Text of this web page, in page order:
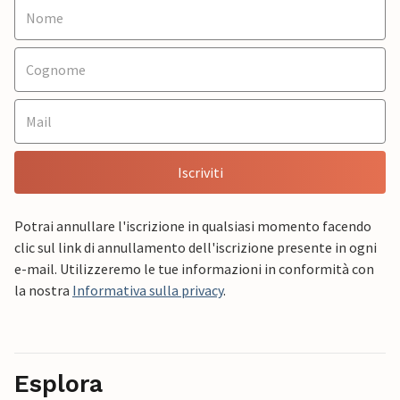
Iscriviti
Potrai annullare l'iscrizione in qualsiasi momento facendo
clic sul link di annullamento dell'iscrizione presente in ogni
e-mail. Utilizzeremo le tue informazioni in conformità con
la nostra Informativa sulla privacy.
Esplora